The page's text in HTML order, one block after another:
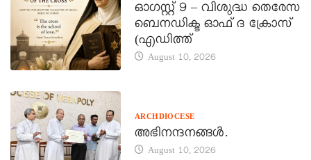
ഓഗസ്റ്റ് 9 – വിശുദ്ധ തെരേസ
ബെനഡിക്ട ഓഫ് ദ ക്രോസ്
(എഡിത്ത്
August 10, 2026
ARCHDIOCESE
അഭിനന്ദനങ്ങൾ.
August 10, 2026